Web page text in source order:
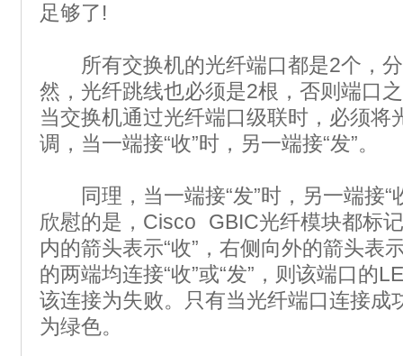
足够了!
所有交换机的光纤端口都是2个，分
然，光纤跳线也必须是2根，否则端口
当交换机通过光纤端口级联时，必须将
调，当一端接“收”时，另一端接“发”。
同理，当一端接“发”时，另一端接“
欣慰的是，Cisco GBIC光纤模块都标
内的箭头表示“收”，右侧向外的箭头表
的两端均连接“收”或“发”，则该端口的
该连接为失败。只有当光纤端口连接成
为绿色。